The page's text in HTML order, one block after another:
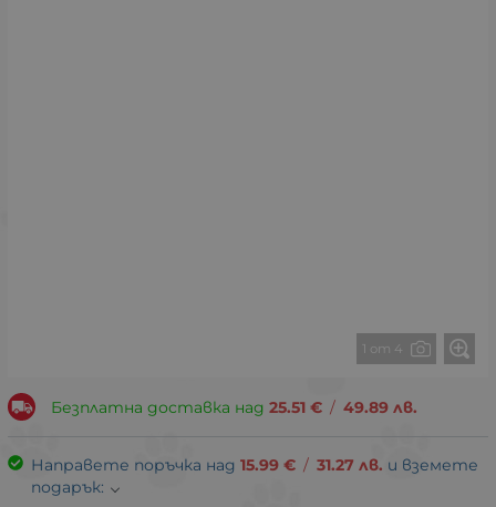
1 от 4
Безплатна доставка над 25.51 € / 49.89 лв.
Направете поръчка над 15.99 € / 31.27 лв. и вземете
подарък: